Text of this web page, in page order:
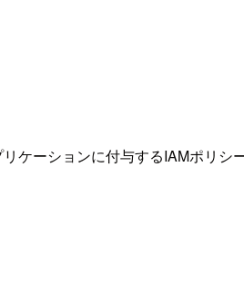
ケーションに付与するIAMポリ